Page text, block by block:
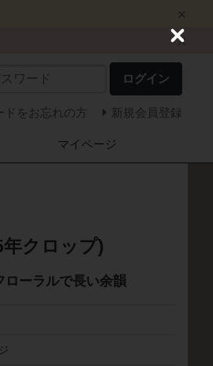
ログイン
ドをお忘れの方 新規会員登録
マイページ
クロップ)
ーラルで長い余韻
C
e